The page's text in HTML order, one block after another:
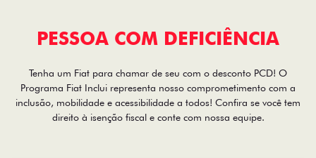
PESSOA COM DEFICIÊNCIA
Tenha um Fiat para chamar de seu com o desconto PCD! O
Programa Fiat Inclui representa nosso comprometimento com a
inclusão, mobilidade e acessibilidade a todos! Confira se você tem
direito à isenção fiscal e conte com nossa equipe.